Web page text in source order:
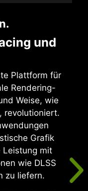
und
Plattform für
Rendering-
Weise, wie
revolutioniert.
Grafik
Leistung mit
wie DLSS
zu liefern.